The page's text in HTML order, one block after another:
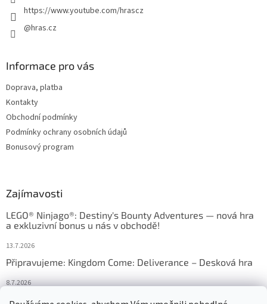
s
https://www.youtube.com/hrascz
@hras.cz
Informace pro vás
Doprava, platba
Kontakty
Obchodní podmínky
Podmínky ochrany osobních údajů
Bonusový program
Zajímavosti
LEGO® Ninjago®: Destiny's Bounty Adventures — nová hra
a exkluzivní bonus u nás v obchodě!
13.7.2026
Připravujeme: Kingdom Come: Deliverance – Desková hra
8.7.2026
Nejlepší deskové hry: výběr, který frčí v celém Česku